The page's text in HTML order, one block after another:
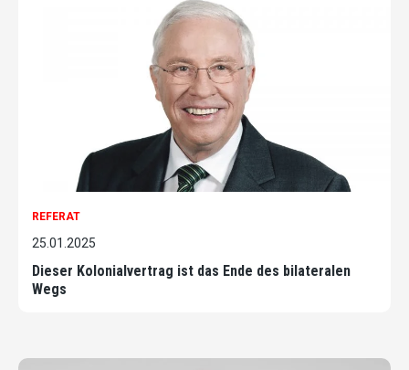
REFERAT
25.01.2025
Dieser Kolonialvertrag ist das Ende des bilateralen
Wegs